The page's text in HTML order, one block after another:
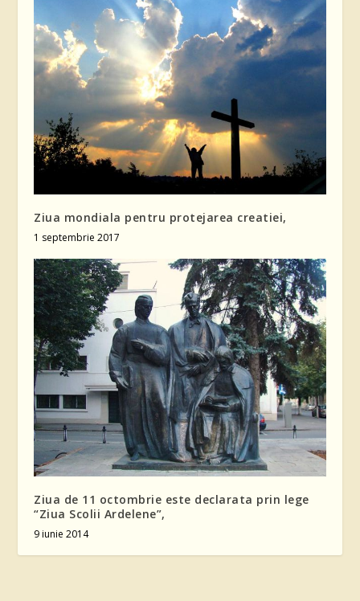
Ziua mondiala pentru protejarea creatiei,
1 septembrie 2017
Ziua de 11 octombrie este declarata prin lege
“Ziua Scolii Ardelene”,
9 iunie 2014